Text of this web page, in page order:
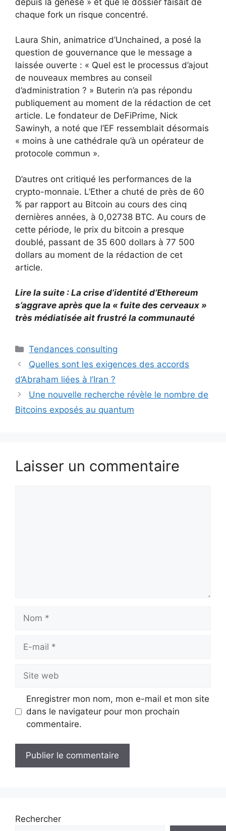
chaque fork un risque concentré.
Laura Shin, animatrice d’Unchained, a posé la
question de gouvernance que le message a
laissée ouverte : « Quel est le processus d’ajout
de nouveaux membres au conseil
d’administration ? » Buterin n’a pas répondu
publiquement au moment de la rédaction de cet
article. Le fondateur de DeFiPrime, Nick
Sawinyh, a noté que l’EF ressemblait désormais
« moins à une cathédrale qu’à un opérateur de
protocole commun ».
D’autres ont critiqué les performances de la
crypto-monnaie. L’Ether a chuté de près de 60
% par rapport au Bitcoin au cours des cinq
dernières années, à 0,02738 BTC. Au cours de
cette période, le prix du bitcoin a presque
doublé, passant de 35 600 dollars à 77 500
dollars au moment de la rédaction de cet
article.
Lire la suite : La crise d’identité d’Ethereum
s’aggrave après que la « fuite des cerveaux »
très médiatisée ait frustré la communauté
Catégories
Tendances consulting
Quelles sont les exigences des accords
d’Abraham liées à l’Iran ?
Une nouvelle recherche révèle le nombre de
Bitcoins exposés au quantum
Laisser un commentaire
Nom
Site
web
Enregistrer mon nom, mon e-mail et mon site
dans le navigateur pour mon prochain
commentaire.
Rechercher